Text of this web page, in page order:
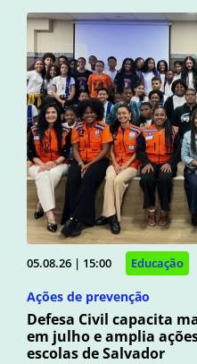
05.08.26 | 15:00 Educação
Ações de prevenção
Defesa Civil capacita
em julho e amplia
escolas de Salvador